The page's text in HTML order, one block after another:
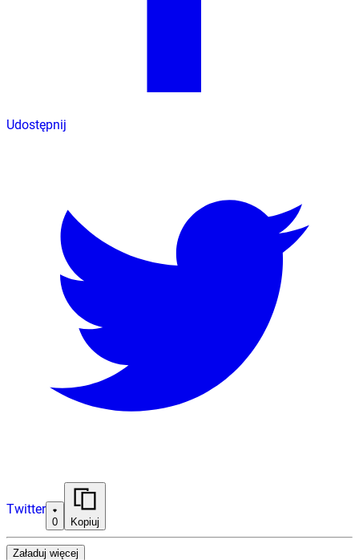
Udostępnij
Twitter
0 Kopiuj
Załaduj więcej